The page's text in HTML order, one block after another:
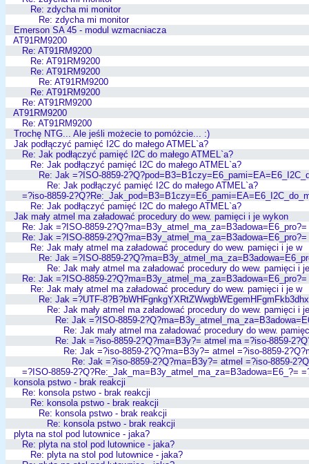
Re: zdycha mi monitor
Re: zdycha mi monitor
Emerson SA 45 - modul wzmacniacza
AT91RM9200
Re: AT91RM9200
Re: AT91RM9200
Re: AT91RM9200
Re: AT91RM9200
Re: AT91RM9200
Re: AT91RM9200
AT91RM9200
Re: AT91RM9200
Trochę NTG... Ale jeśli możecie to pomóżcie... :)
Jak podłączyć pamięć I2C do małego ATMEL`a?
Re: Jak podłączyć pamięć I2C do małego ATMEL`a?
Re: Jak podłączyć pamięć I2C do małego ATMEL`a?
Re: Jak =?ISO-8859-
Re: Jak podłączyć pamięć I2C do małego ATMEL`a?
=?iso-8859-
Re: Jak podłączyć pamięć I2C do małego ATMEL`a?
Jak mały atmel ma załadować procedury do wew. pamięci i je wykon
Re: Jak =?ISO-8859-
Re: Jak =?ISO-8859-
Re: Jak mały atmel ma załadować procedury do wew. pamięci i je w
Re: Jak =?ISO-8859-
Re: Jak mały atmel ma załadować procedury do wew. pamięci i
Re: Jak =?ISO-8859-
Re: Jak mały atmel ma załadować procedury do wew. pamięci i je w
Re: Jak =?UTF-
Re: Jak mały atmel ma załadować procedury do wew. pamięci i
Re: Jak =?ISO-8859-
Re: Jak mały atmel ma załadować procedury do wew.
Re: Jak =?iso-8859-2?Q?ma=B3y?= atmel ma =?iso-8859-
Re: Jak =?iso-8859-2?Q?ma=B3y?= atmel =?iso-8859-
Re: Jak =?iso-8859-2?Q?ma=B3y?= atmel =?iso-8859-
=?ISO-8859-2?Q?Re:_Jak_ma=B3y_atmel_ma_za=B3adowa=E6_?=
konsola pstwo - brak reakcji
Re: konsola pstwo - brak reakcji
Re: konsola pstwo - brak reakcji
Re: konsola pstwo - brak reakcji
Re: konsola pstwo - brak reakcji
plyta na stol pod lutownice - jaka?
Re: plyta na stol pod lutownice - jaka?
Re: plyta na stol pod lutownice - jaka?